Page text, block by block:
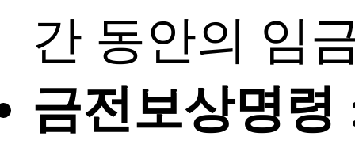
간 동안의 임
금전보상명령